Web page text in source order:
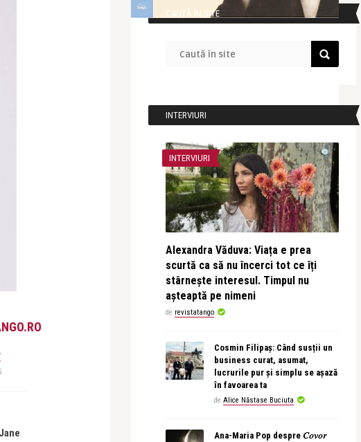
CAUTĂ ÎN SITE
INTERVIURI
INTERVIURI
Alexandra Văduva: Viața e prea
scurtă ca să nu încerci tot ce îți
stârnește interesul. Timpul nu
așteaptă pe nimeni
de revistatango
Cosmin Filipaș: Când susții un
business curat, asumat,
lucrurile pur și simplu se așază
în favoarea ta
de Alice Năstase Buciuta
Ana-Maria Pop despre 𝐶𝑜𝑣𝑜𝑟